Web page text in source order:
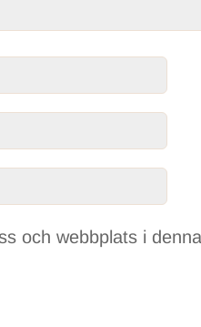
och webbplats i